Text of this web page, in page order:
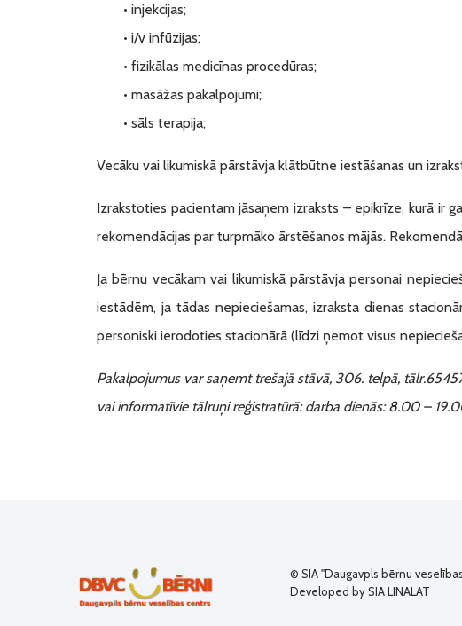
• injekcijas;
• i/v infūzijas;
• fizikālas medicīnas procedūras;
• masāžas pakalpojumi;
• sāls terapija;
Vecāku vai likumiskā pārstāvja klātbūtne iestāšanas un
Izrakstoties pacientam jāsaņem izraksts – epikrīze, kurā ir
rekomendācijas par turpmāko ārstēšanos mājās.
Ja bērnu vecākam vai likumiskā pārstāvja personai
iestādēm, ja tādas nepieciešamas, izraksta dienas
personiski ierodoties stacionārā (līdzi ņemot visus
Pakalpojumus var saņemt trešajā stāvā, 306. telpā,
vai informatīvie tālruņi reģistratūrā: darba dienās: 8.00 –
© SIA "Daugavpls bērnu
Developed by SIA LINALAT